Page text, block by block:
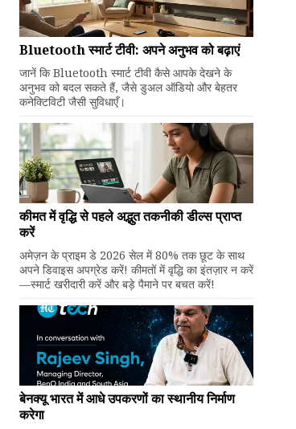
Bluetooth स्मार्ट टीवी: अपने अनुभव को बढ़ाएं
जानें कि Bluetooth स्मार्ट टीवी कैसे आपके देखने के
अनुभव को बदल सकते हैं, जैसे डुअल ऑडियो और बेहतर
कनेक्टिविटी जैसी सुविधाएँ।
कीमत में वृद्धि से पहले अद्भुत तकनीकी डील्स प्राप्त
करें
अमेज़न के प्राइम डे 2026 सेल में 80% तक छूट के साथ
अपने डिवाइस अपग्रेड करें! कीमतों में वृद्धि का इंतज़ार न करें
—स्मार्ट खरीदारी करें और बड़े पैमाने पर बचत करें!
बेनक्यू भारत में आधे उपकरणों का स्थानीय निर्माण
करेगा